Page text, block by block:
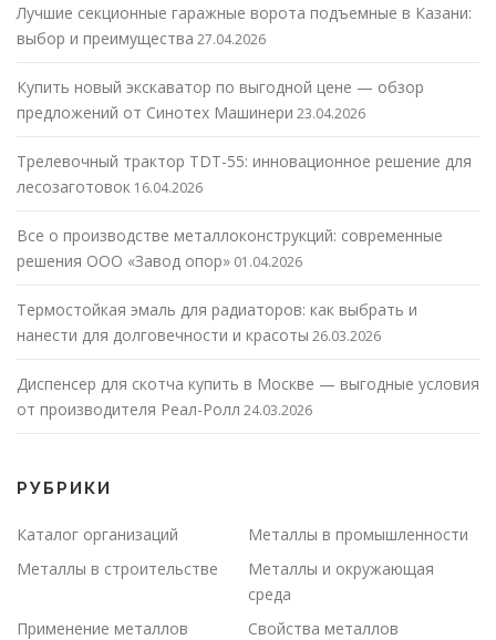
Лучшие секционные гаражные ворота подъемные в Казани:
выбор и преимущества 27.04.2026
Купить новый экскаватор по выгодной цене — обзор
предложений от Синотех Машинери 23.04.2026
Трелевочный трактор TDT-55: инновационное решение для
лесозаготовок 16.04.2026
Все о производстве металлоконструкций: современные
решения ООО «Завод опор» 01.04.2026
Термостойкая эмаль для радиаторов: как выбрать и
нанести для долговечности и красоты 26.03.2026
Диспенсер для скотча купить в Москве — выгодные условия
от производителя Реал-Ролл 24.03.2026
РУБРИКИ
Каталог организаций
Металлы в промышленности
Металлы в строительстве
Металлы и окружающая
среда
Применение металлов
Свойства металлов